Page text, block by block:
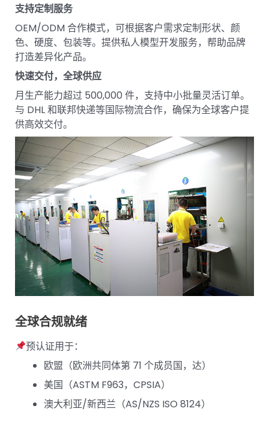
支持定制服务
OEM/ODM 合作模式，可根据客户需求定制形状、颜
色、硬度、包装等。提供私人模型开发服务，帮助品牌
打造差异化产品。
快速交付，全球供应
月生产能力超过 500,000 件，支持中小批量灵活订单。
与 DHL 和联邦快递等国际物流合作，确保为全球客户提
供高效交付。
全球合规就绪
预认证用于：
欧盟（欧洲共同体第 71 个成员国，达）
美国（ASTM F963，CPSIA）
澳大利亚/新西兰（AS/NZS ISO 8124）